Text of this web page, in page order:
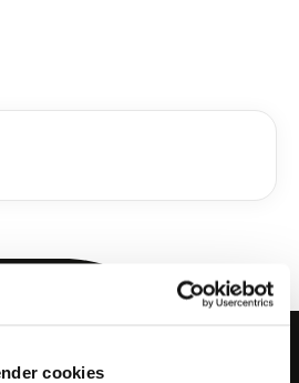
cookies
nyhetsbrev!